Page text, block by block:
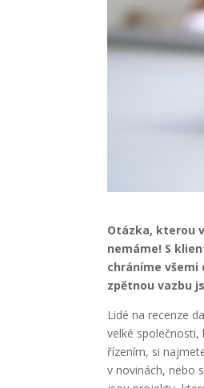
Otázka, kterou
nemáme! S
chráníme všemi
zpětnou vazbu
Lidé na recenze
velké
řízením, si
v novinách, nebo